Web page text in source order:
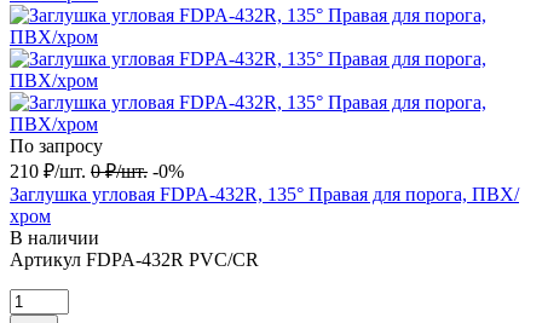
По запросу
210 ₽/шт. 0 ₽/шт. -0%
Заглушка угловая FDPA-432R, 135° Правая для порога, ПВХ/
хром
В наличии
Артикул FDPA-432R PVC/CR